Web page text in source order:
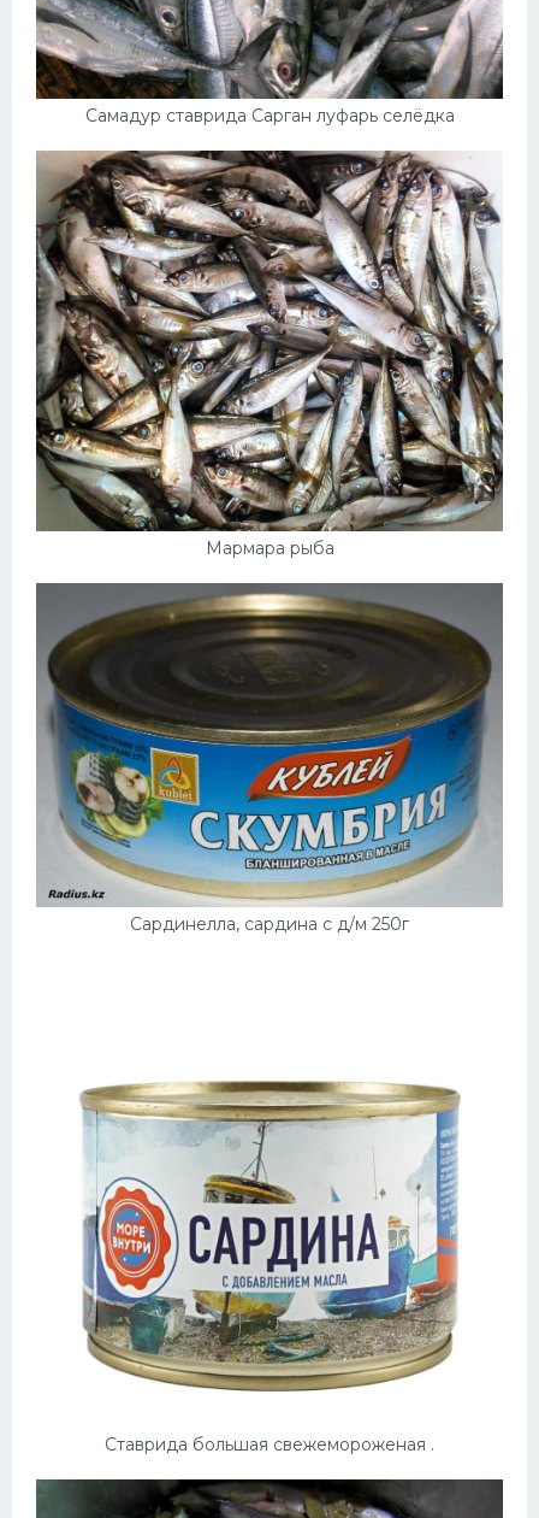
Самадур ставрида Сарган луфарь селёдка
Мармара рыба
Сардинелла, сардина с д/м 250г
Ставрида большая свежемороженая .